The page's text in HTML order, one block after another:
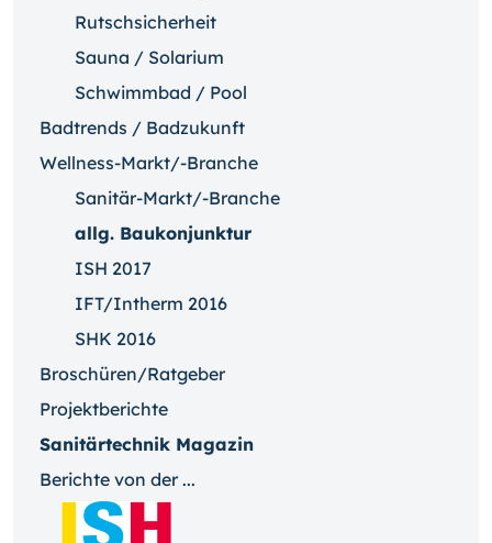
Rutschsicherheit
Sauna / Solarium
Schwimmbad / Pool
Badtrends / Badzukunft
Wellness-Markt/-Branche
Sanitär-Markt/-Branche
allg. Baukonjunktur
ISH 2017
IFT/Intherm 2016
SHK 2016
Broschüren/Ratgeber
Projektberichte
Sanitärtechnik Magazin
Berichte von der ...